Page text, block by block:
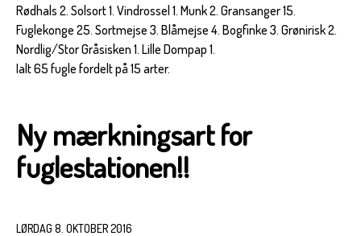
Rødhals 2. Solsort 1. Vindrossel 1. Munk 2. Gransanger 15.
Fuglekonge 25. Sortmejse 3. Blåmejse 4. Bogfinke 3. Grønirisk 2.
Nordlig/Stor Gråsisken 1. Lille Dompap 1.
Ialt 65 fugle fordelt på 15 arter.
Ny mærkningsart for
fuglestationen!!
LØRDAG 8. OKTOBER 2016